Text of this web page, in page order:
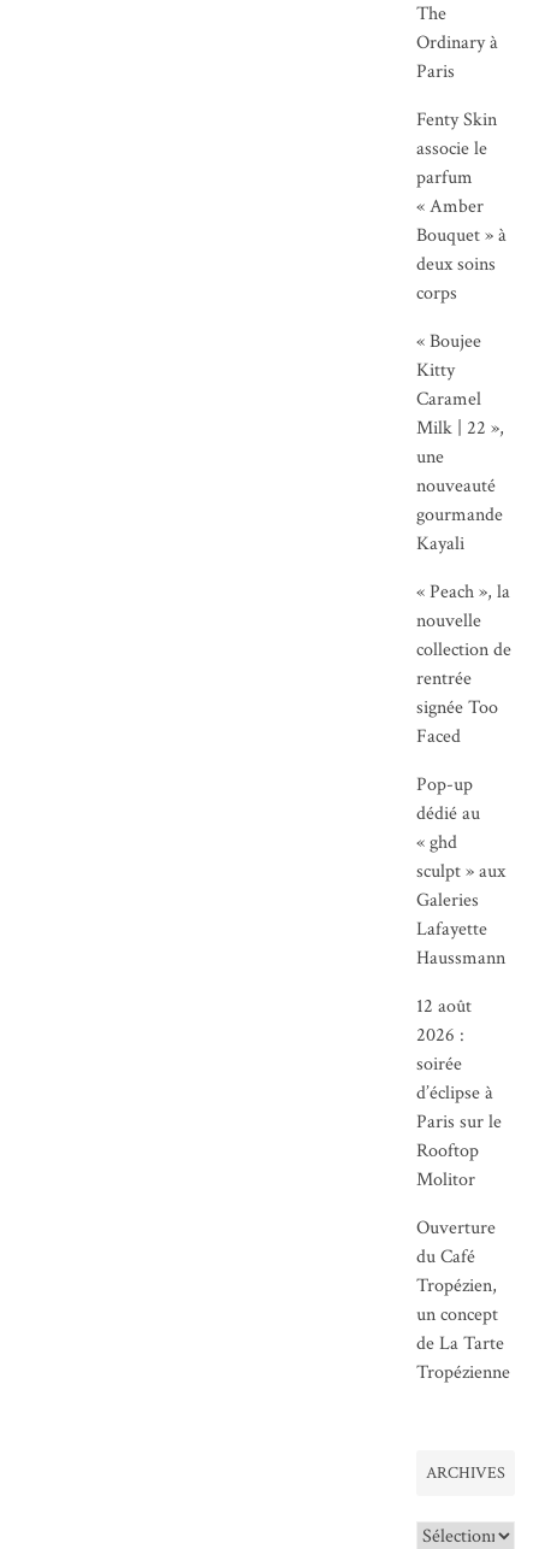
The
Ordinary à
Paris
Fenty Skin
associe le
parfum
« Amber
Bouquet » à
deux soins
corps
« Boujee
Kitty
Caramel
Milk | 22 »,
une
nouveauté
gourmande
Kayali
« Peach », la
nouvelle
collection de
rentrée
signée Too
Faced
Pop-up
dédié au
« ghd
sculpt » aux
Galeries
Lafayette
Haussmann
12 août
2026 :
soirée
d’éclipse à
Paris sur le
Rooftop
Molitor
Ouverture
du Café
Tropézien,
un concept
de La Tarte
Tropézienne
ARCHIVES
Archives